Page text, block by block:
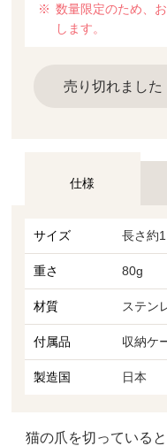
数量限定のため、
します。
売り切れました
仕様
サイズ 長さ約
重さ 80g
材質 ステン
付属品 収納ケ
製造国 日本
猫の爪を切っている